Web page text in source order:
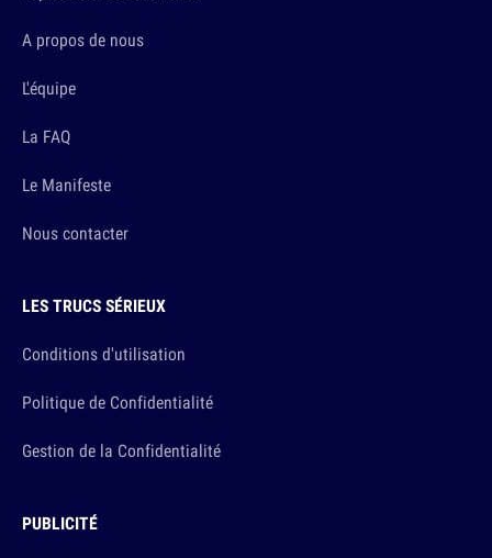
A propos de nous
L'équipe
La FAQ
Le Manifeste
Nous contacter
LES TRUCS SÉRIEUX
Conditions d'utilisation
Politique de Confidentialité
Gestion de la Confidentialité
PUBLICITÉ